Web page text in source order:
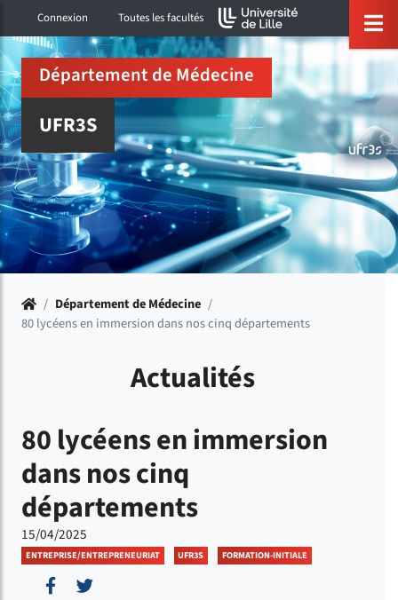
Accéder au menu principal
Accéder à la recherche
Accéder au pied de page
Connexion Toutes les facultés
menu
Département de Médecine
UFR3S
Accueil
/ Département de Médecine /
80 lycéens en immersion dans nos cinq départements
Actualités
80 lycéens en immersion
dans nos cinq
départements
15/04/2025
ENTREPRISE/ENTREPRENEURIAT UFR3S FORMATION-INITIALE
Partager sur Facebook
Partager sur Twitter